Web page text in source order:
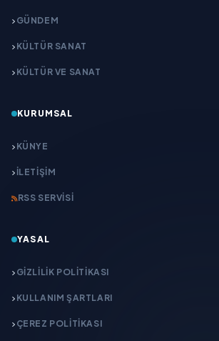
GÜNDEM
KÜLTÜR SANAT
KÜLTÜR VE SANAT
KURUMSAL
KÜNYE
İLETIŞIM
RSS SERVISI
YASAL
GIZLILIK POLITIKASI
KULLANIM ŞARTLARI
ÇEREZ POLITIKASI